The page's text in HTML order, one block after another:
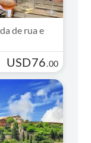
de rua e
USD76.00